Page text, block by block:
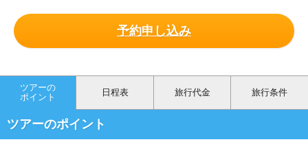
予約申し込み
ツアーの
ポイント
日程表 旅行代金 旅行条件
ツアーのポイント